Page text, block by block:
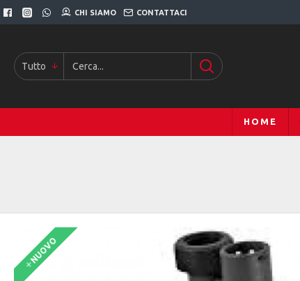
CHI SIAMO CONTATTACI
Tutto
HOME
NUOVO